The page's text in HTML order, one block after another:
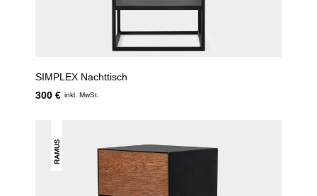
SIMPLEX Nachttisch
300 € inkl. MwSt.
RAMUS